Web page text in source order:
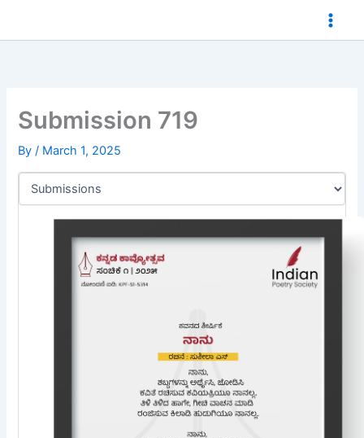
Submission 719
By/ March 1, 2025